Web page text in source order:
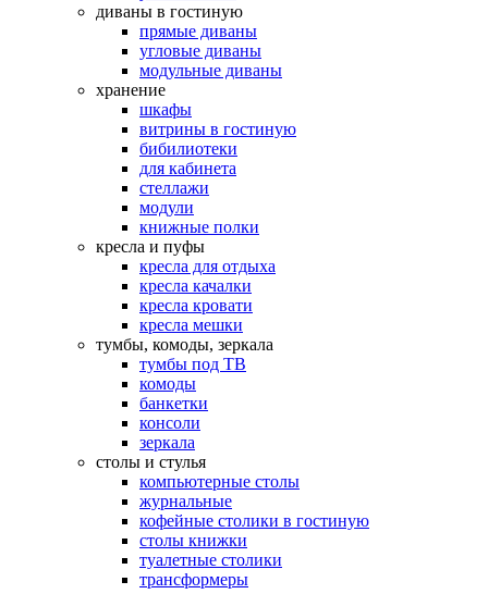
диваны в гостиную
прямые диваны
угловые диваны
модульные диваны
хранение
шкафы
витрины в гостиную
бибилиотеки
для кабинета
стеллажи
модули
книжные полки
кресла и пуфы
кресла для отдыха
кресла качалки
кресла кровати
кресла мешки
тумбы, комоды, зеркала
тумбы под ТВ
комоды
банкетки
консоли
зеркала
столы и стулья
компьютерные столы
журнальные
кофейные столики в гостиную
столы книжки
туалетные столики
трансформеры